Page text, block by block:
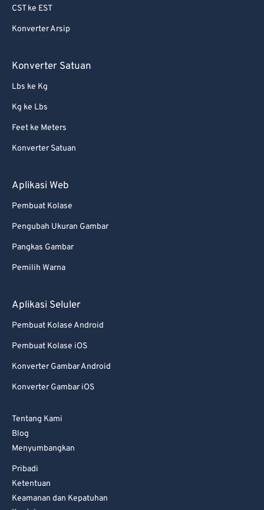
CST ke EST
Konverter Arsip
Konverter Satuan
Lbs ke Kg
Kg ke Lbs
Feet ke Meters
Konverter Satuan
Aplikasi Web
Pembuat Kolase
Pengubah Ukuran Gambar
Pangkas Gambar
Pemilih Warna
Aplikasi Seluler
Pembuat Kolase Android
Pembuat Kolase iOS
Konverter Gambar Android
Konverter Gambar iOS
Tentang Kami
Blog
Menyumbangkan
Pribadi
Ketentuan
Keamanan dan Kepatuhan